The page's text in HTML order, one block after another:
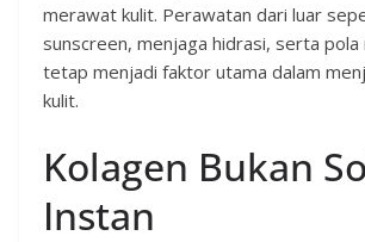
merawat kulit. Perawatan dari luar
sunscreen, menjaga hidrasi, serta pola
tetap menjadi faktor utama dalam
kulit.
Kolagen Bukan
Instan